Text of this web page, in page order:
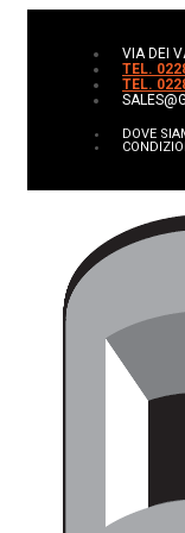
VIA DEI
TEL.
TEL.
DOVE